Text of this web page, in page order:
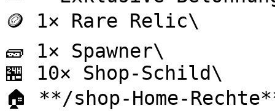
🪙 1× Rare Relic\
🧱 1× Spawner\
🏪 10× Shop-Schild\
🏠 **/shop-Home-